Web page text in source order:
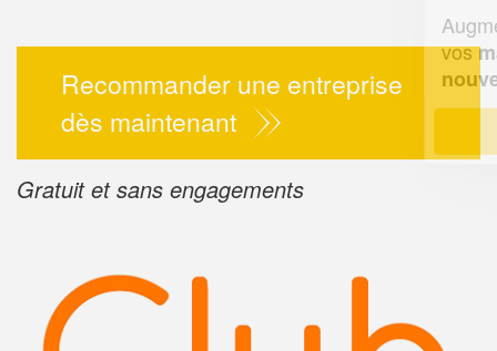
Recommander une entreprise
dès maintenant
Gratuit et sans engagements
chiffre
vosmargestout en gagnant
nouveaux clients!